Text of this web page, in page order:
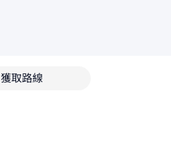
獲取路線